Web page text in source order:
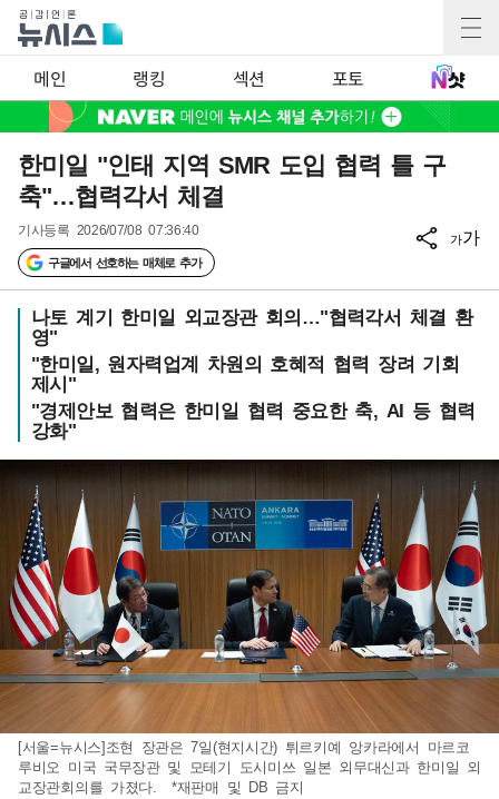
메인 랭킹 섹션 포토
한미일 "인태 지역 SMR 도입 협력 틀 구
축"…협력각서 체결
기사등록 2026/07/08 07:36:40
구글에서 선호하는 매체로 추가
가가
나토 계기 한미일 외교장관 회의…"협력각서 체결 환
영"
"한미일, 원자력업계 차원의 호혜적 협력 장려 기회
제시"
"경제안보 협력은 한미일 협력 중요한 축, AI 등 협력
강화"
[서울=뉴시스]조현 장관은 7일(현지시간) 튀르키예 앙카라에서 마르코
루비오 미국 국무장관 및 모테기 도시미쓰 일본 외무대신과 한미일 외
교장관회의를 가졌다. *재판매 및 DB 금지